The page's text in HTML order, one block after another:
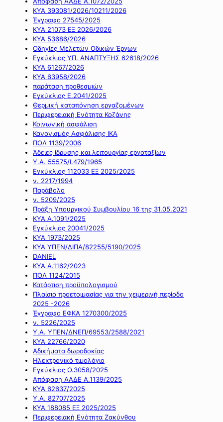
ΚΥΑ 393081/2026/10211/2026
Έγγραφο 27545/2025
ΚΥΑ 21073 ΕΞ 2026/2026
ΚΥΑ 53686/2026
Οδηγίες Μελετών Οδικών Έργων
Εγκύκλιος ΥΠ. ΑΝΑΠΤΥΞΗΣ 62618/2026
ΚΥΑ 61267/2026
ΚΥΑ 63958/2026
παράταση προθεσμιών
Εγκύκλιος Ε.2041/2025
Θερμική καταπόνηση εργαζομένων
Περιφερειακή Ενότητα Κοζάνης
Κοινωνική ασφάλιση
Κανονισμός Ασφάλισης ΙΚΑ
ΠΟΛ 1139/2006
Άδειες ίδρυσης και λειτουργίας εργοταξίων
Υ.Α. 55575/Ι.479/1965
Εγκύκλιος 112033 ΕΞ 2025/2025
ν. 2217/1994
Παράβολο
ν. 5209/2025
Πράξη Υπουργικού Συμβουλίου 16 της 31.05.2021
ΚΥΑ Α.1091/2025
Εγκύκλιος 20041/2025
ΚΥΑ 1973/2025
ΚΥΑ ΥΠΕΝ/ΔΙΠΑ/82255/5190/2025
DANIEL
ΚΥΑ Α.1162/2023
ΠΟΛ 1124/2015
Κατάρτιση προϋπολογισμού
Πλαίσιο προετοιμασίας για την χειμερινή περίοδο
2025 -2026
Έγγραφο ΕΦΚΑ 1270300/2025
ν. 5226/2025
Υ.Α. ΥΠΕΝ/ΔΝΕΠ/69553/2588/2021
ΚΥΑ 22766/2020
Αδικήματα δωροδοκίας
Ηλεκτρονικό τιμολόγιο
Εγκύκλιος Ο.3058/2025
Απόφαση ΑΑΔΕ Α.1139/2025
ΚΥΑ 62637/2025
Υ.Α. 82707/2025
ΚΥΑ 188085 ΕΞ 2025/2025
Περιφερειακή Ενότητα Ζακύνθου